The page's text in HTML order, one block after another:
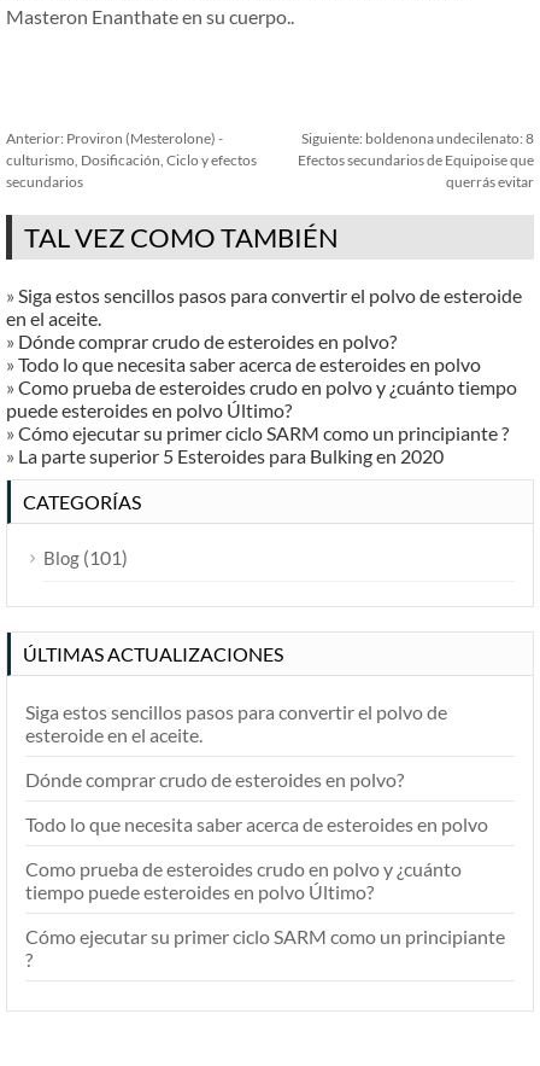
Masteron Enanthate en su cuerpo..
Anterior: Proviron (Mesterolone) -
culturismo, Dosificación, Ciclo y efectos
secundarios
Siguiente: boldenona undecilenato: 8
Efectos secundarios de Equipoise que
querrás evitar
TAL VEZ COMO TAMBIÉN
» Siga estos sencillos pasos para convertir el polvo de esteroide
en el aceite.
» Dónde comprar crudo de esteroides en polvo?
» Todo lo que necesita saber acerca de esteroides en polvo
» Como prueba de esteroides crudo en polvo y ¿cuánto tiempo
puede esteroides en polvo Último?
» Cómo ejecutar su primer ciclo SARM como un principiante ?
» La parte superior 5 Esteroides para Bulking en 2020
CATEGORÍAS
Blog (101)
ÚLTIMAS ACTUALIZACIONES
Siga estos sencillos pasos para convertir el polvo de
esteroide en el aceite.
Dónde comprar crudo de esteroides en polvo?
Todo lo que necesita saber acerca de esteroides en polvo
Como prueba de esteroides crudo en polvo y ¿cuánto
tiempo puede esteroides en polvo Último?
Cómo ejecutar su primer ciclo SARM como un principiante
?